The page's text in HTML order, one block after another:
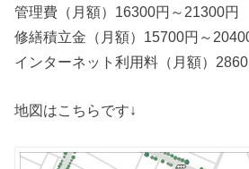
管理費（月額）16300円～21300円
修繕積立金（月額）15700円～
インターネット利用料（月額）
地図はこちらです↓